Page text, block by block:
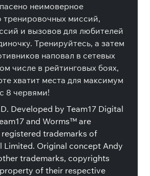
неимоверное
тренировочных миссий,
и вызовов для любителей
Тренируйтесь, а затем
наповал в сетевых
числе в рейтинговых боях,
хватит места для максимум
8 червями!
Developed by Team17 Digital
and Worms™ are
trademarks of
Limited. Original concept Andy
trademarks, copyrights
of their respective